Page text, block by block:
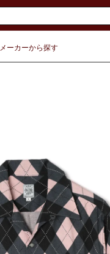
メーカーから探す